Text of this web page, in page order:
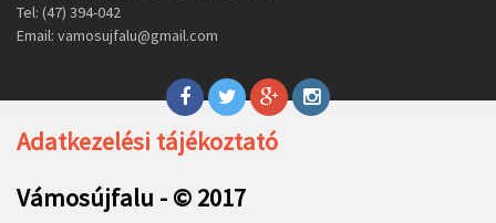
Tel: (47) 394-042
Email: vamosujfalu@gmail.com
Adatkezelési tájékoztató
Vámosújfalu - © 2017